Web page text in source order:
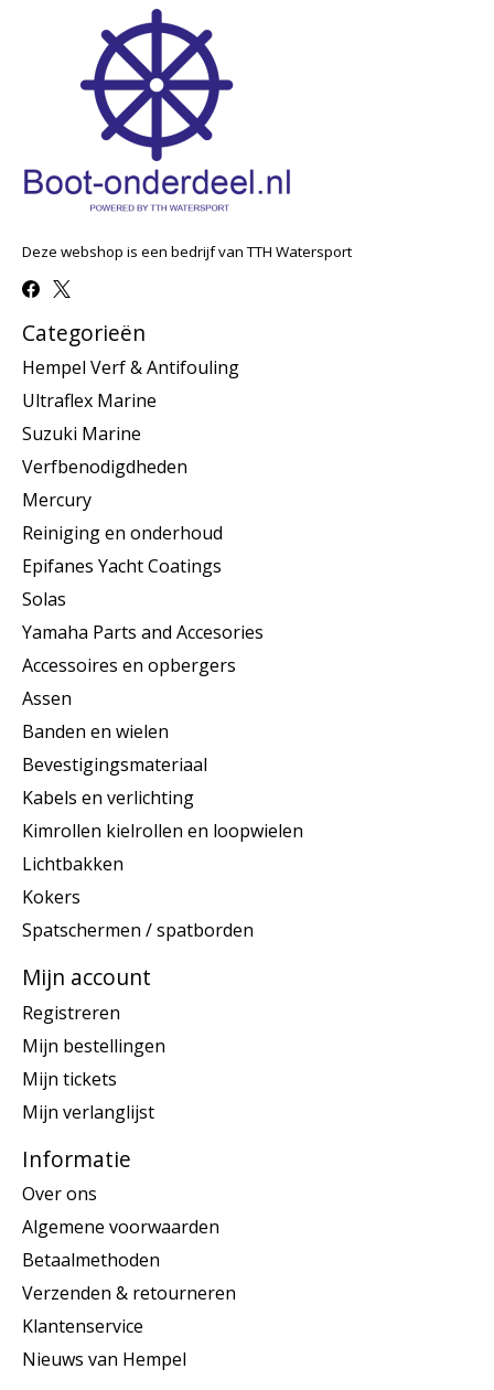
Deze webshop is een bedrijf van TTH Watersport
Categorieën
Hempel Verf & Antifouling
Ultraflex Marine
Suzuki Marine
Verfbenodigdheden
Mercury
Reiniging en onderhoud
Epifanes Yacht Coatings
Solas
Yamaha Parts and Accesories
Accessoires en opbergers
Assen
Banden en wielen
Bevestigingsmateriaal
Kabels en verlichting
Kimrollen kielrollen en loopwielen
Lichtbakken
Kokers
Spatschermen / spatborden
Mijn account
Registreren
Mijn bestellingen
Mijn tickets
Mijn verlanglijst
Informatie
Over ons
Algemene voorwaarden
Betaalmethoden
Verzenden & retourneren
Klantenservice
Nieuws van Hempel